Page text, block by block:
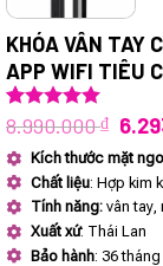
KHÓA VÂN TAY
APP WIFI TIÊU
5.00trên 5
1
đánh giá
8.990.000₫ Giá
gốc
là:
Kích thước mặt
Chất liệu: Hợp kim
Tính năng: vân tay,
Xuất xứ: Thái Lan
Bảo hành: 36 tháng